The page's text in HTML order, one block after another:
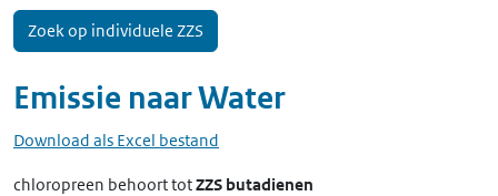
Emissie naarWater
Download als Excel bestand
chloropreen behoort totZZS butadienen